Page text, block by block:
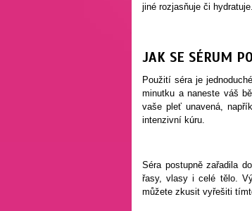
jiné rozjasňuje či
JAK SE SÉRUM
Použití séra je
minutku a naneste váš
vaše pleť unavená,
intenzivní kúru.
Séra postupně zařadila
řasy, vlasy i celé tělo.
můžete zkusit vyřešiti